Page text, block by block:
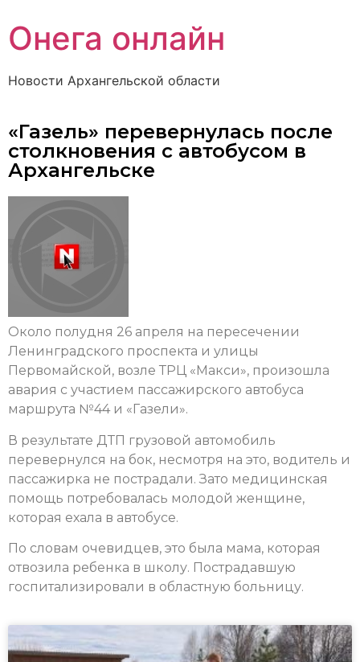
Онега онлайн
Новости Архангельской области
«Газель» перевернулась после
столкновения с автобусом в
Архангельске
Около полудня 26 апреля на пересечении
Ленинградского проспекта и улицы
Первомайской, возле ТРЦ «Макси», произошла
авария с участием пассажирского автобуса
маршрута №44 и «Газели».
В результате ДТП грузовой автомобиль
перевернулся на бок, несмотря на это, водитель и
пассажирка не пострадали. Зато медицинская
помощь потребовалась молодой женщине,
которая ехала в автобусе.
По словам очевидцев, это была мама, которая
отвозила ребенка в школу. Пострадавшую
госпитализировали в областную больницу.